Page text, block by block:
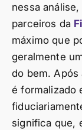
nessa
parceiros da
máximo que
geralmente
do bem.
é formalizado
significa que,